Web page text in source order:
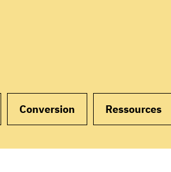
Conversion Ressources